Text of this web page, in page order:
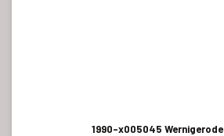
1990-x005045 Wernigerode